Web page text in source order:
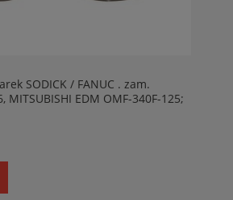
SODICK / FANUC . zam.
MITSUBISHI EDM OMF-340F-125;